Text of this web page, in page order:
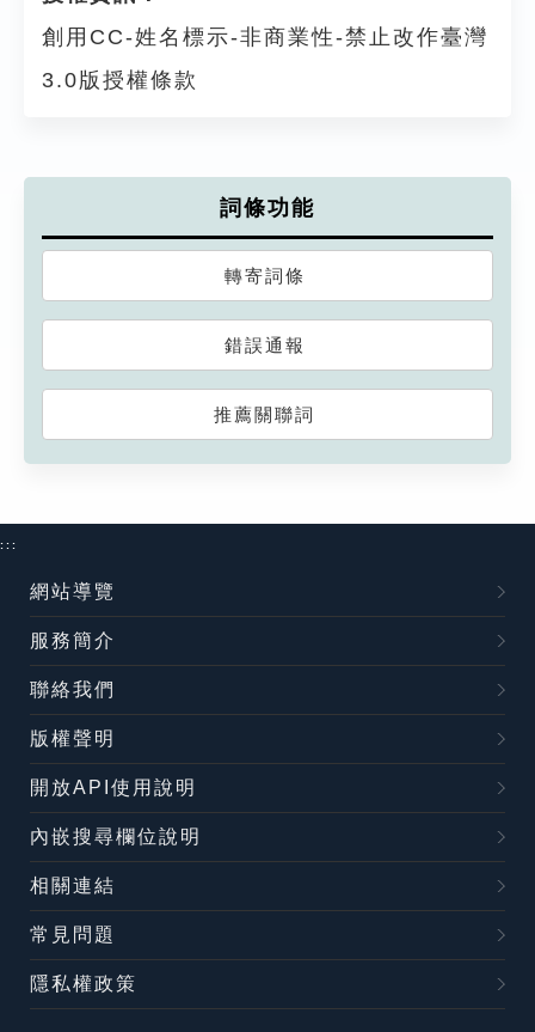
創用CC-姓名標示-非商業性-禁止改作臺灣
3.0版授權條款
詞條功能
轉寄詞條
錯誤通報
推薦關聯詞
:::
網站導覽
服務簡介
聯絡我們
版權聲明
開放API使用說明
內嵌搜尋欄位說明
相關連結
常見問題
隱私權政策